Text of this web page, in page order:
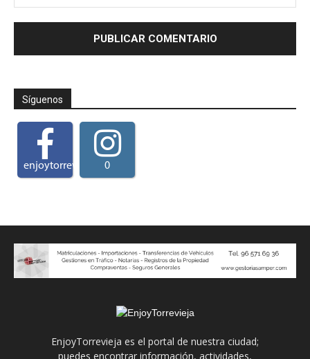
Síguenos
enjoytorrevieja 0
EnjoyTorrevieja es el portal de nuestra ciudad;
puedes encontrar información, actividades,